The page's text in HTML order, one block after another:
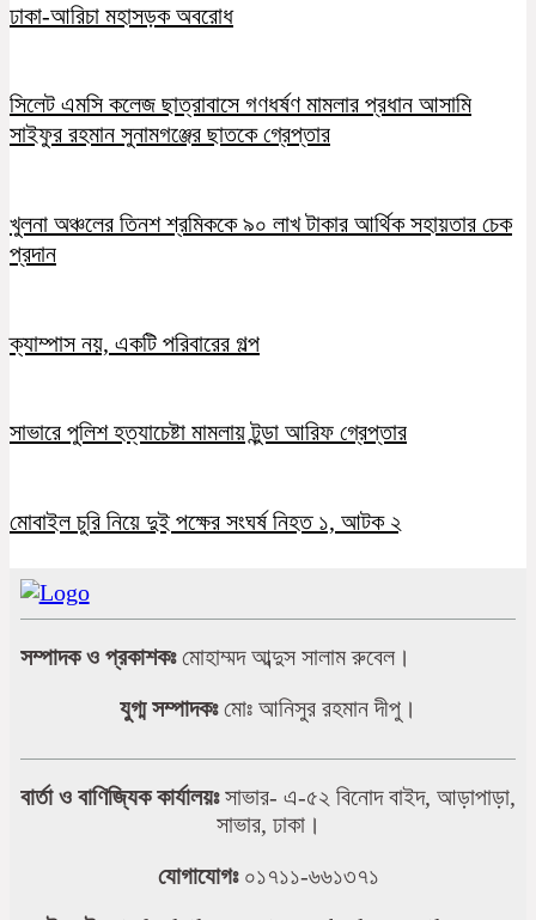
ঢাকা-আরিচা মহাসড়ক অবরোধ
সিলেট এমসি কলেজ ছাত্রাবাসে গণধর্ষণ মামলার প্রধান আসামি
সাইফুর রহমান সুনামগঞ্জের ছাতকে গ্রেপ্তার
খুলনা অঞ্চলের তিনশ শ্রমিককে ৯০ লাখ টাকার আর্থিক সহায়তার চেক
প্রদান
ক্যাম্পাস নয়, একটি পরিবারের গল্প
সাভারে পুলিশ হত্যাচেষ্টা মামলায় টুন্ডা আরিফ গ্রেপ্তার
মোবাইল চুরি নিয়ে দুই পক্ষের সংঘর্ষ নিহত ১, আটক ২
সম্পাদক ও প্রকাশকঃমোহাম্মদ আব্দুস সালাম রুবেল।
যুগ্ম সম্পাদকঃমোঃ আনিসুর রহমান দীপু।
বার্তা ও বাণিজ্যিক কার্যালয়ঃসাভার- এ-৫২ বিনোদ বাইদ, আড়াপাড়া,
সাভার, ঢাকা।
যোগাযোগঃ০১৭১১-৬৬১৩৭১